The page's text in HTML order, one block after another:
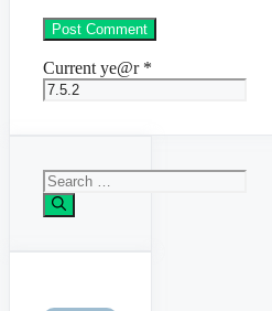
Current ye@r *
Search
for: